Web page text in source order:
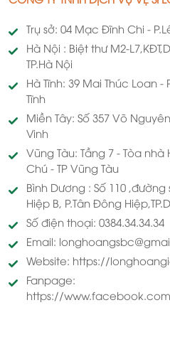
Trụ sở: 04 Mạc Đĩnh Chi -
Hà Nội : Biệt thư M2-
TP.Hà Nội
Hà Tĩnh: 39 Mai Thúc Loan -
Tĩnh
Miền Tây: Số 357 Võ
Vinh
Vũng Tàu: Tầng 7 - Tòa nhà
Chú - TP Vũng Tàu
Bình Dương : Số 110
Hiệp B, P.Tân Đông
Số điện thoại: 0384.34.34.34
Email:
Website: https://
Fanpage:
https://